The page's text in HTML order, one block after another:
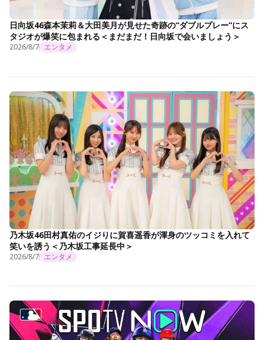
日向坂46森本茉莉＆大田美月が見せた奇跡の“ダブルプレー”にス
タジオが爆笑に包まれる＜まだまだ！日向坂で会いましょう＞
2026/8/7 エンタメ
乃木坂46田村真佑のイジりに賀喜遥香が渾身のツッコミを入れて
笑いを誘う＜乃木坂工事延長中＞
2026/8/7 エンタメ